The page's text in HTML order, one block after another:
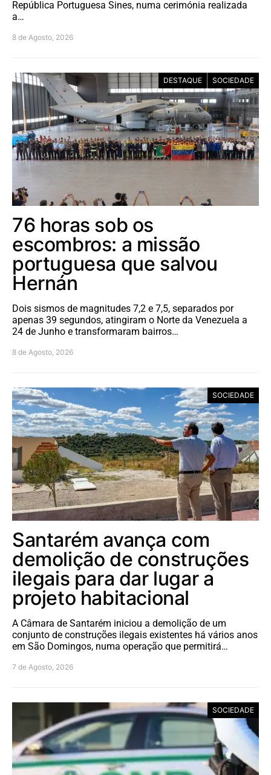
República Portuguesa Sines, numa cerimónia realizada
a…
8 de Agosto, 2026
DESTAQUE SOCIEDADE
76 horas sob os
escombros: a missão
portuguesa que salvou
Hernán
Dois sismos de magnitudes 7,2 e 7,5, separados por
apenas 39 segundos, atingiram o Norte da Venezuela a
24 de Junho e transformaram bairros…
8 de Agosto, 2026
SOCIEDADE
Santarém avança com
demolição de construções
ilegais para dar lugar a
projeto habitacional
A Câmara de Santarém iniciou a demolição de um
conjunto de construções ilegais existentes há vários anos
em São Domingos, numa operação que permitirá…
7 de Agosto, 2026
SOCIEDADE